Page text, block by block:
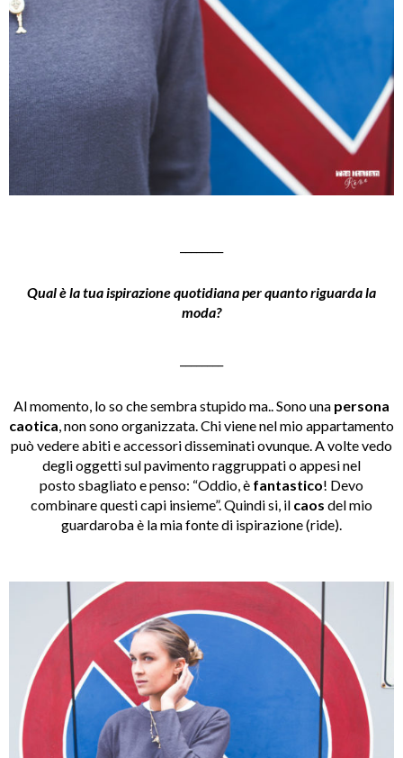
Qual è la tua ispirazione quotidiana per quanto riguarda la
moda?
Al momento, lo so che sembra stupido ma.. Sono una persona
caotica , non sono organizzata. Chi viene nel mio appartamento
può vedere abiti e accessori disseminati ovunque. A volte vedo
degli oggetti sul pavimento raggruppati o appesi nel
posto sbagliato e penso: “Oddio, è fantastico! Devo
combinare questi capi insieme”. Quindi si, il caos del mio
guardaroba è la mia fonte di ispirazione (ride).